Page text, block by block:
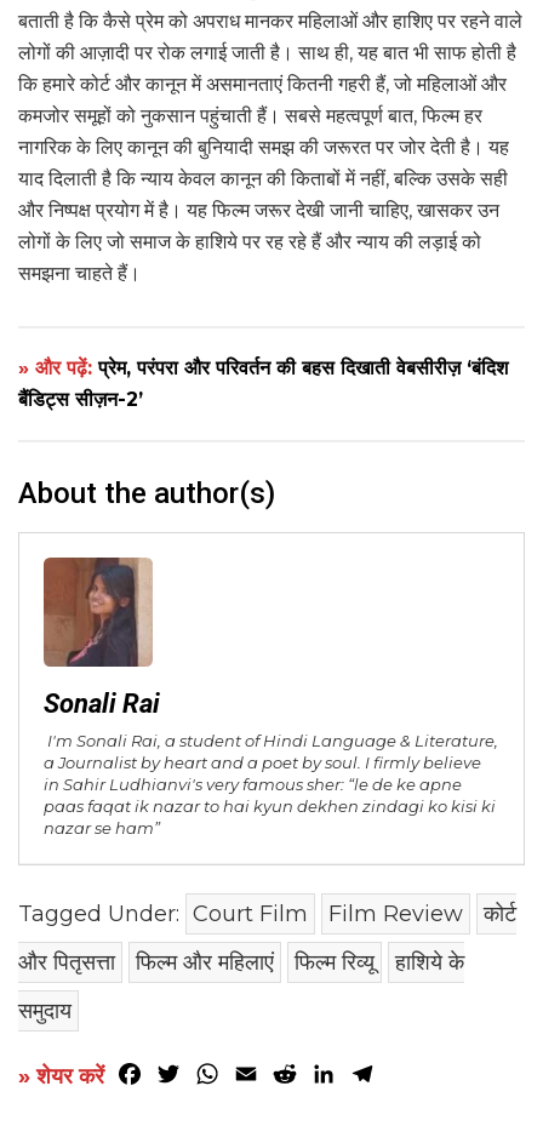
बताती है कि कैसे प्रेम को अपराध मानकर महिलाओं और हाशिए पर रहने वाले
लोगों की आज़ादी पर रोक लगाई जाती है। साथ ही, यह बात भी साफ होती है
कि हमारे कोर्ट और कानून में असमानताएं कितनी गहरी हैं, जो महिलाओं और
कमजोर समूहों को नुकसान पहुंचाती हैं। सबसे महत्वपूर्ण बात, फिल्म हर
नागरिक के लिए कानून की बुनियादी समझ की जरूरत पर जोर देती है। यह
याद दिलाती है कि न्याय केवल कानून की किताबों में नहीं, बल्कि उसके सही
और निष्पक्ष प्रयोग में है। यह फिल्म जरूर देखी जानी चाहिए, खासकर उन
लोगों के लिए जो समाज के हाशिये पर रह रहे हैं और न्याय की लड़ाई को
समझना चाहते हैं।
» और पढ़ें:प्रेम, परंपरा और परिवर्तन की बहस दिखाती वेबसीरीज़ ‘बंदिश
बैंडिट्स सीज़न-2’
About the author(s)
Sonali Rai
I'm Sonali Rai, a student of Hindi Language & Literature,
a Journalist by heart and a poet by soul. I firmly believe
in Sahir Ludhianvi's very famous sher: “le de ke apne
paas faqat ik nazar to hai kyun dekhen zindagi ko kisi ki
nazar se ham”
Tagged Under: Court Film Film Review
कोर्ट
और पितृसत्ता
फिल्म और महिलाएं फिल्म रिव्यू
हाशिये के
समुदाय
» शेयर करें Facebook
TwitterWhatsApp
Email RedditLinkedIn